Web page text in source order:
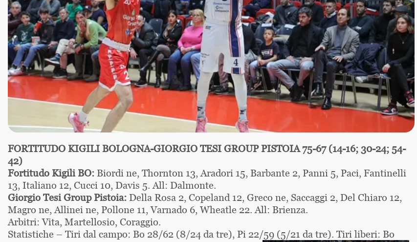
FORTITUDO KIGILI BOLOGNA-GIORGIO TESI GROUP PISTOIA 75-67 (14-16; 30-24; 54-
42)
Fortitudo Kigili BO: Biordi ne, Thornton 13, Aradori 15, Barbante 2, Panni 5, Paci, Fantinelli
13, Italiano 12, Cucci 10, Davis 5. All: Dalmonte.
Giorgio Tesi Group Pistoia: Della Rosa 2, Copeland 12, Greco ne, Saccaggi 2, Del Chiaro 12,
Magro ne, Allinei ne, Pollone 11, Varnado 6, Wheatle 22. All: Brienza.
Arbitri: Vita, Martellosio, Coraggio.
Statistiche – Tiri dal campo: Bo 28/62 (8/24 da tre), Pi 22/59 (5/21 da tre). Tiri liberi: Bo